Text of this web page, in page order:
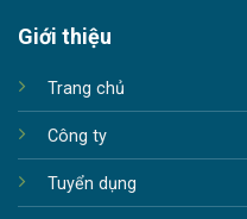
Giới thiệu
Trang chủ
Công ty
Tuyển dụng